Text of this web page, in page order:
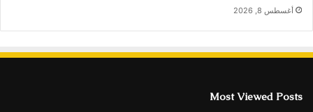
أغسطس 8, 2026
Most Viewed Posts